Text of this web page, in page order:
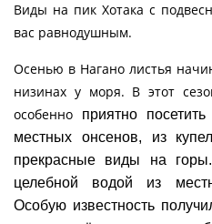
Виды на пик Хотака с
вас равнодушным.
Осенью в Нагано листья
низинах у моря. В этот
особенно
приятно
местных онсенов, из
прекрасные виды на
целебной водой из
Особую известность